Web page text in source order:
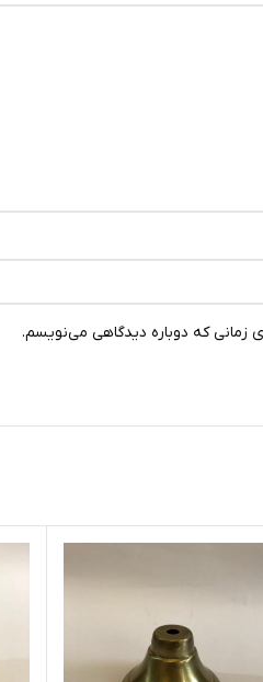
زمانی که دوباره دیدگاهی می‌نویسم.